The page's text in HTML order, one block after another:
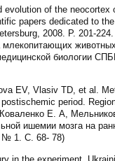
of the
papers dedicated to
2008. P. 201-
млекопитающих
биологии
EV, Vlasiv TD, et al.
period.
Е. А,
ишемии мозга на
№ 1. С. 68- 78)